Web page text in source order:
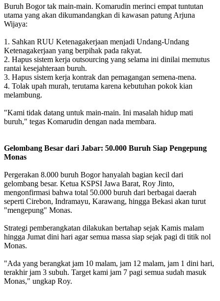
Buruh Bogor tak main-main. Komarudin merinci empat tuntutan
utama yang akan dikumandangkan di kawasan patung Arjuna
Wijaya:
1. Sahkan RUU Ketenagakerjaan menjadi Undang-Undang
Ketenagakerjaan yang berpihak pada rakyat.
2. Hapus sistem kerja outsourcing yang selama ini dinilai memutus
rantai kesejahteraan buruh.
3. Hapus sistem kerja kontrak dan pemagangan semena-mena.
4. Tolak upah murah, terutama karena kebutuhan pokok kian
melambung.
"Kami tidak datang untuk main-main. Ini masalah hidup mati
buruh," tegas Komarudin dengan nada membara.
Gelombang Besar dari Jabar: 50.000 Buruh Siap Pengepung
Monas
Pergerakan 8.000 buruh Bogor hanyalah bagian kecil dari
gelombang besar. Ketua KSPSI Jawa Barat, Roy Jinto,
mengonfirmasi bahwa total 50.000 buruh dari berbagai daerah
seperti Cirebon, Indramayu, Karawang, hingga Bekasi akan turut
"mengepung" Monas.
Strategi pemberangkatan dilakukan bertahap sejak Kamis malam
hingga Jumat dini hari agar semua massa siap sejak pagi di titik nol
Monas.
"Ada yang berangkat jam 10 malam, jam 12 malam, jam 1 dini hari,
terakhir jam 3 subuh. Target kami jam 7 pagi semua sudah masuk
Monas," ungkap Roy.